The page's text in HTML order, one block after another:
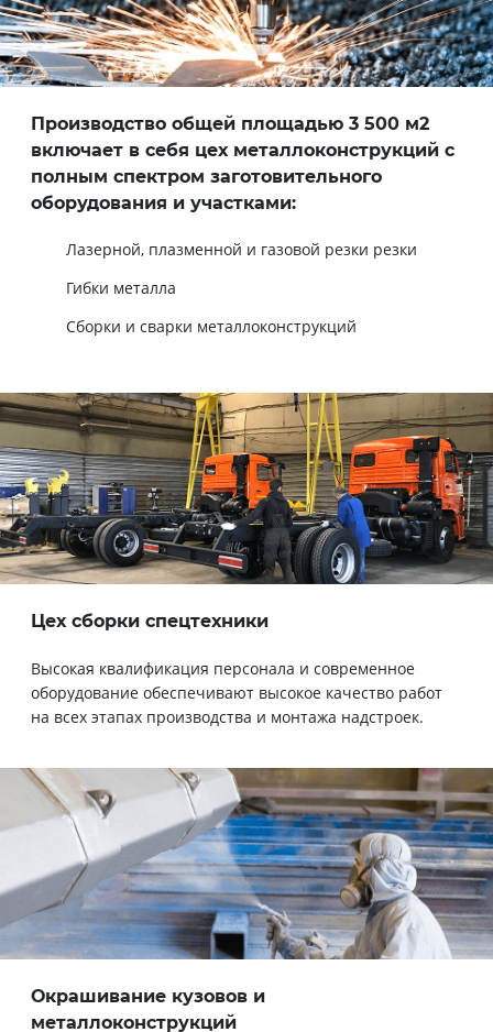
Производство общей площадью 3 500 м2
включает в себя цех металлоконструкций с
полным спектром заготовительного
оборудования и участками:
Лазерной, плазменной и газовой резки резки
Гибки металла
Сборки и сварки металлоконструкций
Цех сборки спецтехники
Высокая квалификация персонала и современное
оборудование обеспечивают высокое качество работ
на всех этапах производства и монтажа надстроек.
Окрашивание кузовов и
металлоконструкций